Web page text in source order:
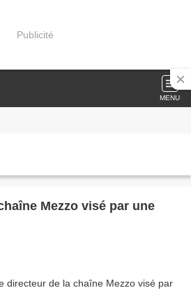
Publicité
MENU
Mezzo visé par une